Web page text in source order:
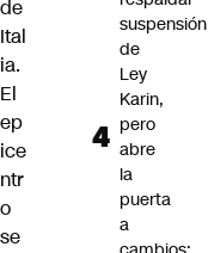
de
Ital
ia.
El
ep
ice
ntr
o
se
suspensión
de
Ley
Karin,
pero
abre
la
puerta
a